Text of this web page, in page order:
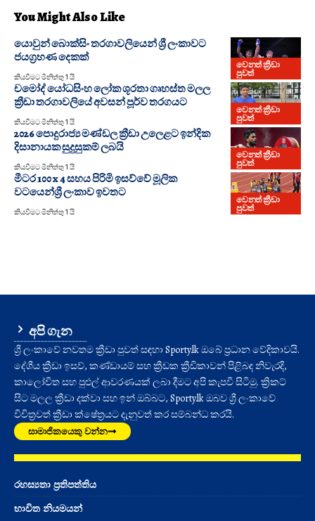
You Might Also Like
වෙනත් ක්‍රීඩා
පුවත්
යොවුන් බොක්සිං තරගාවලියෙන් ශ්‍රී ලංකාවට
ජයග්‍රහණ දෙකක්
කියවීමට මිනිත්තු 1 යි
වෙනත් ක්‍රීඩා
පුවත්
චමෝද් යෝධසිංහ ලෝක ශූරතා ගෘහස්ත මලල
ක්‍රීඩා තරගාවලියේ අවසන් පූර්ව තරගයට
කියවීමට මිනිත්තු 1 යි
වෙනත් ක්‍රීඩා
පුවත්
2026 පොදුරාජ්‍ය මණ්ඩල ක්‍රීඩා උලෙළට ඉන්දික
දිසානායක සුදුසුකම් ලබයි
කියවීමට මිනිත්තු 1 යි
වෙනත් ක්‍රීඩා
පුවත්
මීටර 100 x 4 සහය පිරිමි ඉසව්වේ මූලික
වටයෙන්ශ්‍රී ලංකාව ඉවතට
කියවීමට මිනිත්තු 1 යි
අපි ගැන
ශ්‍රී ලංකාවේ නවතම ක්‍රීඩා පුවත් සඳහා Sporty.lk ඔබේ ප්‍රධාන වේදිකාවයි.
දේශීය ක්‍රීඩා ඉසව්, කණ්ඩායම් සහ ක්‍රීඩක ක්‍රීඩිකාවන් පිළිබඳ නිවැරදි,
කාලෝචිත සහ පුළුල් ආවරණයක් ලබා දීමට අපි කැපවී සිටිමු. ක්‍රිකට්
සිට මලල ක්‍රීඩා දක්වා සහ ඉන් ඔබ්බට, Sporty.lk ඔබව ශ්‍රී ලංකාවේ
විචිත්‍රවත් ක්‍රීඩා ක්ෂේත්‍රයට දැනුවත් කර සම්බන්ධ කරයි.
සාමාජිකයෙකු වන්න
රහස්‍යතා ප්‍රතිපත්තිය
භාවිත නියමයන්